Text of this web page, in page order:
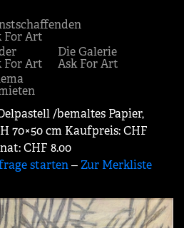
For Art
For Art
Die Galerie
Ask For Art
/bemaltes Papier,
70×50 cm Kaufpreis: CHF
CHF 8.00
starten‒Zur Merkliste